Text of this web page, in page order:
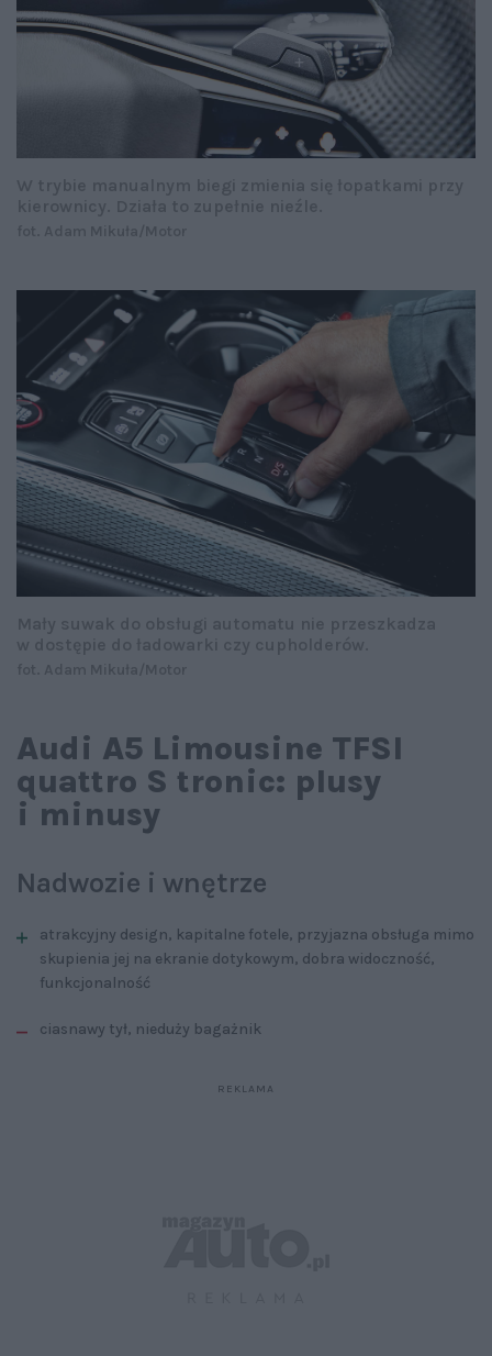
Audi A5 Limousine TFSI
quattro S tronic: plusy
i minusy
Nadwozie i wnętrze
atrakcyjny design, kapitalne fotele, przyjazna obsługa mimo
skupienia jej na ekranie dotykowym, dobra widoczność,
funkcjonalność
ciasnawy tył, nieduży bagażnik